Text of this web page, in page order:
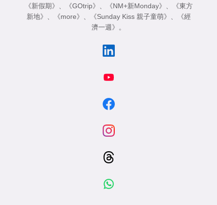
《新假期》
《GOtrip》 《NM+新Monday》
《東方
新地》
《more》 《Sunday Kiss 親子童萌》
《經
濟一週》
。